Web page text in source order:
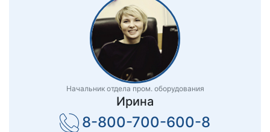
Начальник отдела пром. оборудования
Ирина
8-800-700-600-8